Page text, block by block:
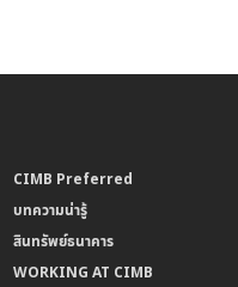
CIMB Preferred
บทความน่ารู้
สินทรัพย์ธนาคาร
WORKING AT CIMB